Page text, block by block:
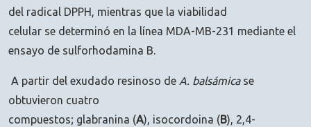
del radical DPPH, mientras que la viabilidad
celular se determinó en la línea MDA-MB-231 mediante el
ensayo de sulforhodamina B.
A partir del exudado resinoso de A. balsámicase
obtuvieron cuatro
compuestos; glabranina (A), isocordoina (B), 2,4-